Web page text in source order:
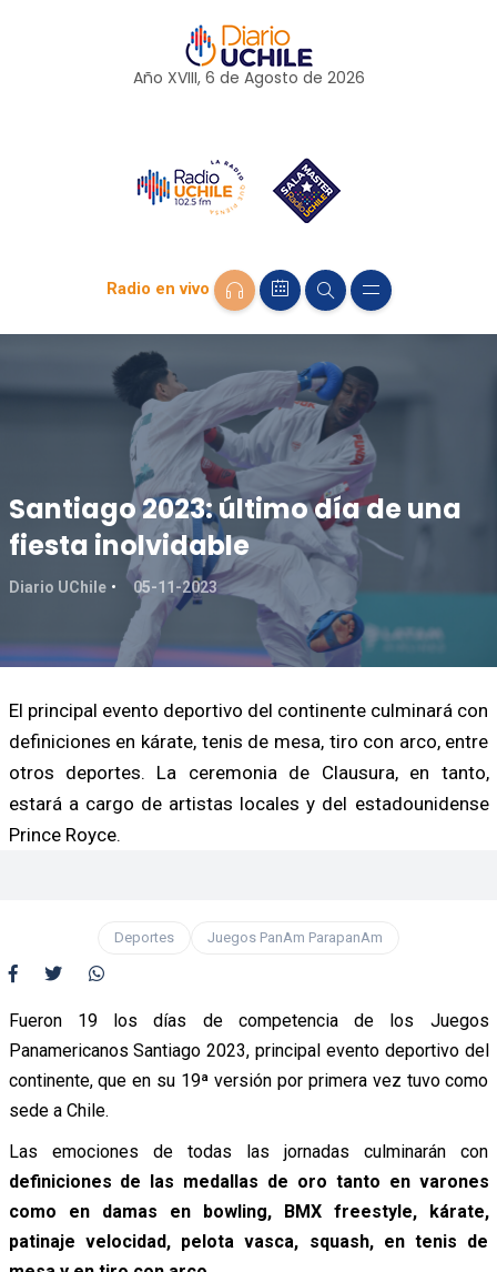
Año XVIII, 6 de Agosto de 2026
Radio en vivo
Santiago 2023: último día de una
fiesta inolvidable
Diario UChile 05-11-2023
El principal evento deportivo del continente culminará con
definiciones en kárate, tenis de mesa, tiro con arco, entre
otros deportes. La ceremonia de Clausura, en tanto,
estará a cargo de artistas locales y del estadounidense
Prince Royce.
Deportes Juegos PanAm ParapanAm
Fueron 19 los días de competencia de los Juegos
Panamericanos Santiago 2023, principal evento deportivo del
continente, que en su 19ª versión por primera vez tuvo como
sede a Chile.
Las emociones de todas las jornadas culminarán con
definiciones de las medallas de oro tanto en varones
como en damas en bowling, BMX freestyle, kárate,
patinaje velocidad, pelota vasca, squash, en tenis de